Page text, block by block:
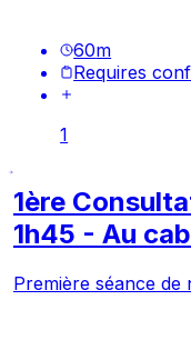
60m
Requires
1
1ère
1h45 - Au
Première séance de